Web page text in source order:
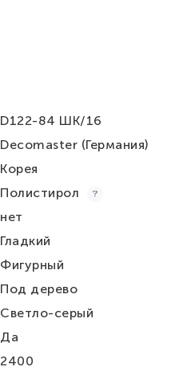
D122-84 ШК/16
Decomaster (Германия)
Корея
Полистирол
нет
Гладкий
Фигурный
Под дерево
Светло-серый
Да
2400